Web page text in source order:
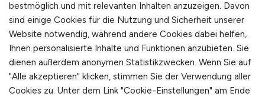
Hohenlohe
Oberschwaben
Sauerland
bestmöglich und mit relevanten Inhalten anzuzeigen. Davon
sind einige Cookies für die Nutzung und Sicherheit unserer
Website notwendig, während andere Cookies dabei helfen,
Ihnen personalisierte Inhalte und Funktionen anzubieten. Sie
dienen außerdem anonymen Statistikzwecken. Wenn Sie auf
"Alle akzeptieren" klicken, stimmen Sie der Verwendung aller
Cookies zu. Unter dem Link "Cookie-Einstellungen" am Ende